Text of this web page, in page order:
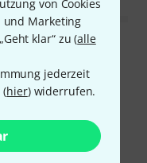
von Cookies
und Marketing
klar“ zu (alle
jederzeit
(hier) widerrufen.
lesen